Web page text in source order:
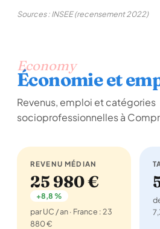
Sources : INSEE (recensement 2022)
Economy
Économie et
Revenus, emploi et catégories
socioprofessionnelles à
REVENU MÉDIAN
25 980 €
+8,8 %
par UC / an · France : 23
880 €